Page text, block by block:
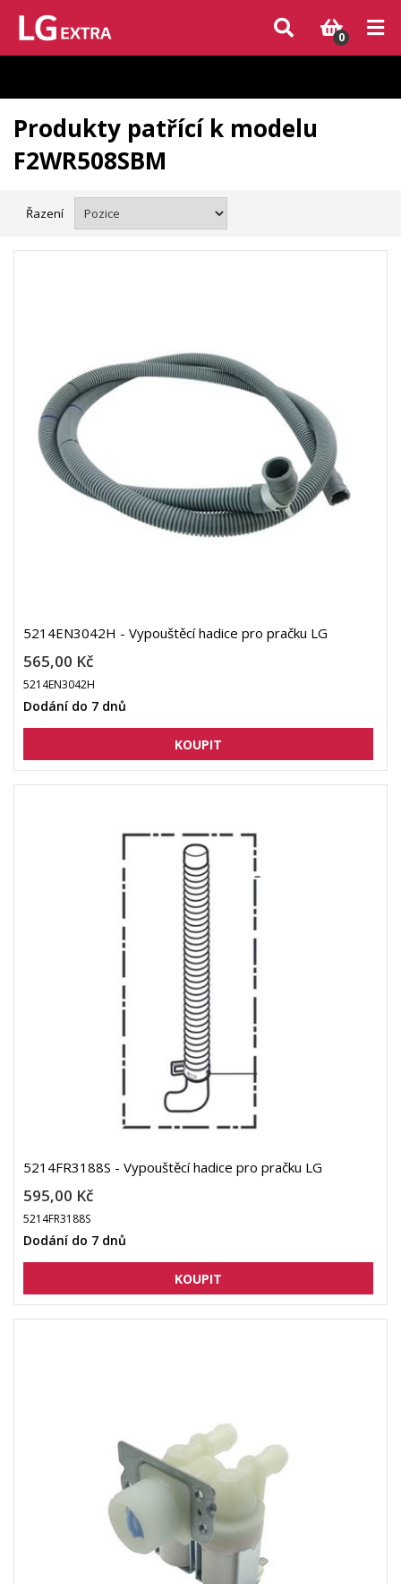
Vzhledem k aktuální situaci se může dodání dílů, které nejsou skladem,
zpozdit. Děkujeme za pochopení.
0
Produkty patřící k modelu
F2WR508SBM
Řazení
5214EN3042H - Vypouštěcí hadice pro pračku LG
565,00 Kč
5214EN3042H
Dodání do 7 dnů
5214FR3188S - Vypouštěcí hadice pro pračku LG
595,00 Kč
5214FR3188S
Dodání do 7 dnů